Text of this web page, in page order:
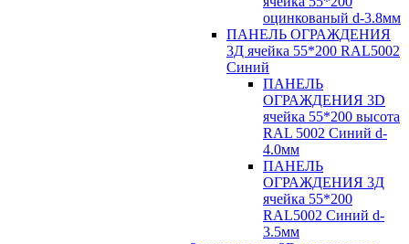
оцинкованый d-3.8мм
ПАНЕЛЬ ОГРАЖДЕНИЯ
3Д ячейка 55*200 RAL5002
Синий
ПАНЕЛЬ
ОГРАЖДЕНИЯ 3D
ячейка 55*200 высота
RAL 5002 Синий d-
4.0мм
ПАНЕЛЬ
ОГРАЖДЕНИЯ 3Д
ячейка 55*200
RAL5002 Синий d-
3.5мм